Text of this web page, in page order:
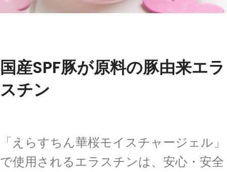
国産SPF豚が原料の豚由来エラ
スチン
「えらすちん華桜モイスチャージェル」
で使用されるエラスチンは、安心・安全